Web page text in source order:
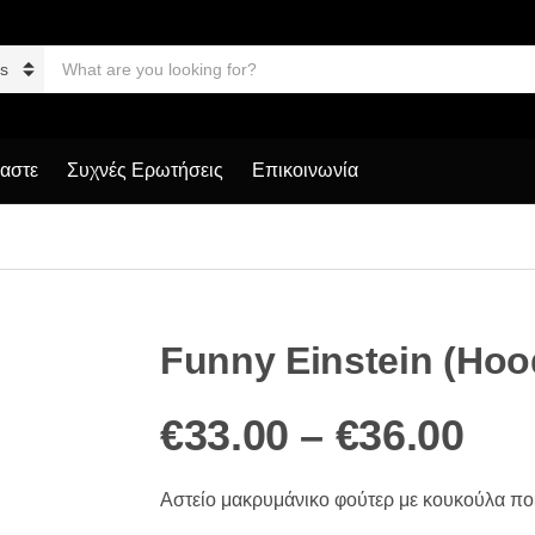
a
r
u
Συχνές Ερωτήσεις Επικοινωνία
Funny Einstein
€33.00 – €36.00
Αστείο μακρυμάνικο φούτερ με κουκούλα